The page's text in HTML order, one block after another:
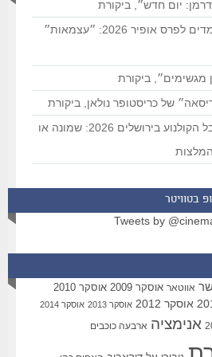
יום חדש״, ביקורת
המועמדים לפרס אופיר 2026: ״עצמאות״
מגשימים״, ביקורת
של כריסטופר נולאן, ביקורת
פסטיבל הקולנוע בירושלים 2026: שמונה או
בטוויטר
Tweets by
אווטאר אוסקר 2009 אוסקר 2010
אוסקר 2012 אוסקר 2013 אוסקר 2014
אנימציה ארבעה כוכבים